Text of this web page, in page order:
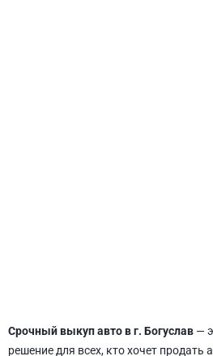
Срочный выкуп авто в г. Богуслав —
решение для всех, кто хочет продать